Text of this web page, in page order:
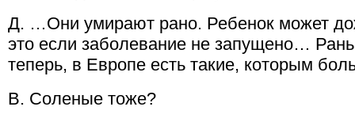
Д. …Они умирают рано. Ребенок может
это если заболевание не запущено…
теперь, в Европе есть такие, которым
В. Соленые тоже?